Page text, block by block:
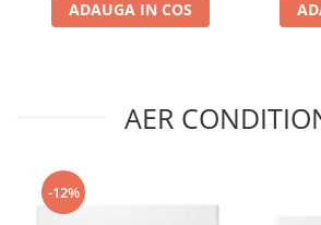
ADAUGA IN COS
AER
-12%